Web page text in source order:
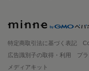
特定商取引法に基づく表記
広告識別子の取得・利用
プ
メディアキット